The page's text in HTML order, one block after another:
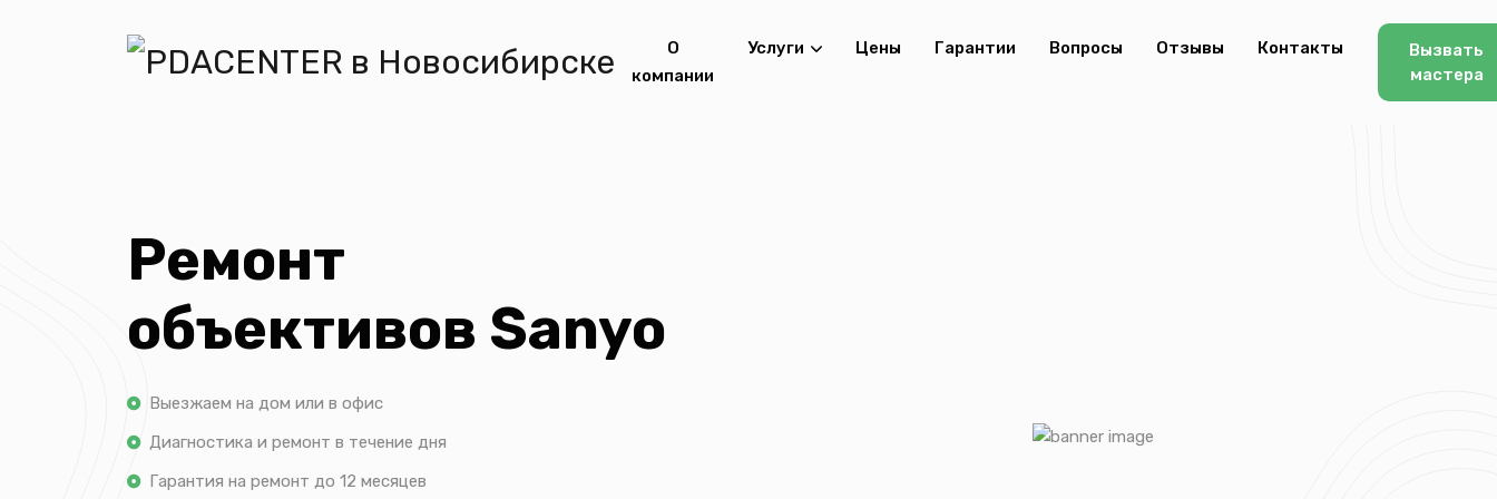
О
компании
Услуги Цены Гарантии Вопросы Отзывы Контакты
Вызвать
мастера
Ремонт
объективов Sanyo
Выезжаем на дом или в офис
Диагностика и ремонт в течение дня
Гарантия на ремонт до 12 месяцев